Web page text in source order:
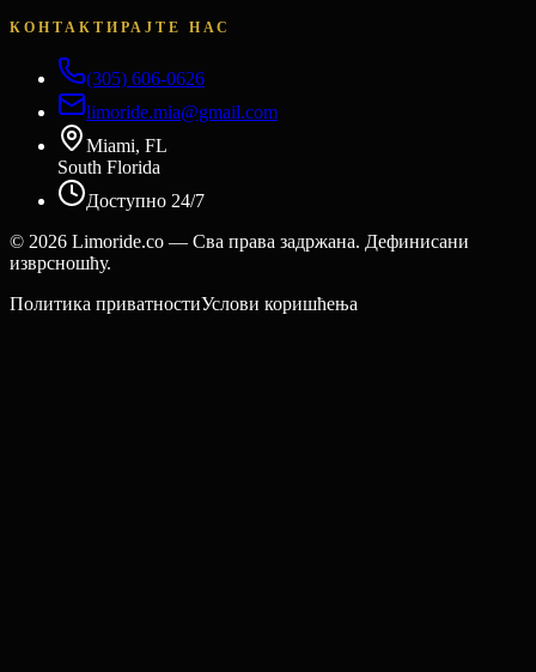
КОНТАКТИРАЈТЕ НАС
(305) 606-0626
limoride.mia@gmail.com
Miami, FL
South Florida
Доступно 24/7
© 2026 Limoride.co — Сва права задржана. Дефинисани
изврсношћу.
Политика приватностиУслови коришћења